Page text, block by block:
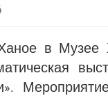
Ханое в